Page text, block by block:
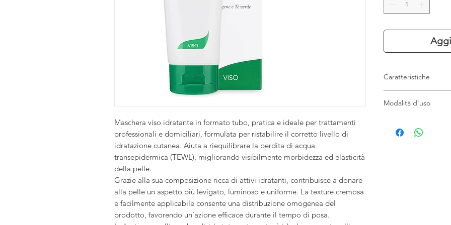
Maschera viso idratante in formato tubo, pratica e ideale per trattamenti
professionali e domiciliari, formulata per ristabilire il corretto livello di
idratazione cutanea. Aiuta a riequilibrare la perdita di acqua
transepidermica (TEWL), migliorando visibilmente morbidezza ed elasticità
della pelle.
Grazie alla sua composizione ricca di attivi idratanti, contribuisce a donare
alla pelle un aspetto più levigato, luminoso e uniforme. La texture cremosa
e facilmente applicabile consente una distribuzione omogenea del
prodotto, favorendo un’azione efficace durante il tempo di posa.
Caratteristiche
Aiuta a
Migliora
Texture cremosa
Modalità d'uso
detersa del viso,